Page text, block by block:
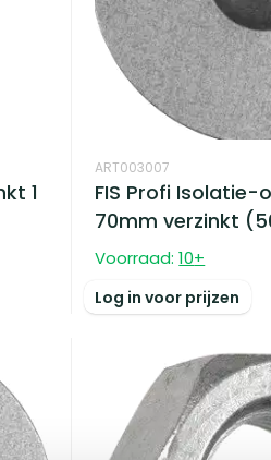
1
ART003007
FIS Profi
70mm verzinkt
Voorraad: 10+
Log in voor prijzen